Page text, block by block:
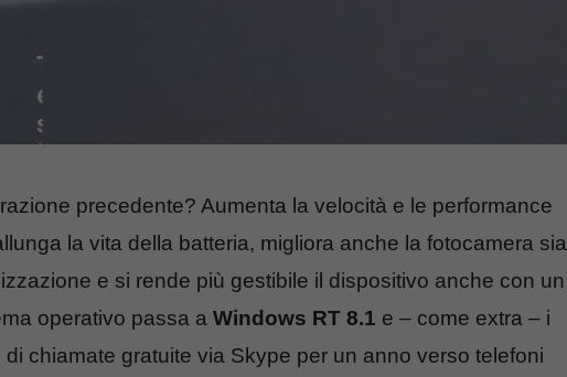
precedente? Aumenta la velocità e le performance
la vita della batteria, migliora anche la fotocamera sia
e si rende più gestibile il dispositivo anche con un
operativo passa a Windows RT 8.1 e – come extra – i
chiamate gratuite via Skype per un anno verso telefoni